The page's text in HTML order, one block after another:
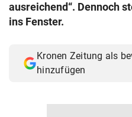
ausreichend“. Dennoch
ins Fenster.
Kronen Zeitung als
hinzufügen